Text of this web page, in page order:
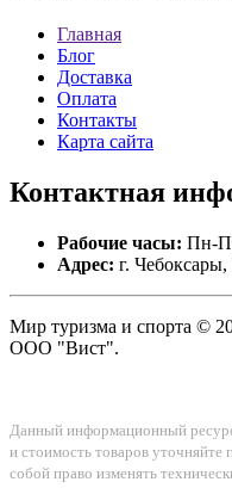
Главная
Блог
Доставка
Оплата
Контакты
Карта сайта
Контактная
Рабочие часы: Пн-
Адрес: г.
Мир туризма и спорта ©
ООО "Вист".
Данный информационный
и стоимость товаров уточняйте
собой право изменять